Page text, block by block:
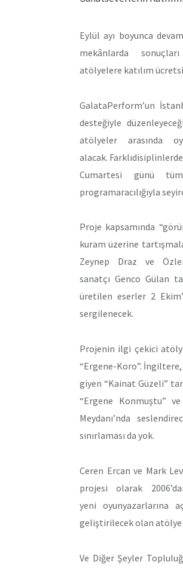
Eylül ayı boyunca
mekânlarda
atölyelere katılım
GalataPerform’un
desteğiyle
atölyeler arasında
alacak.
Cumartesi günü
programaracılığıyla
Proje kapsamında
kuram üzerine
Zeynep Draz ve
sanatçı Genco Gülan
üretilen eserler 2
sergilenecek.
Projenin ilgi çekici
“Ergene-Koro”. İngiltere,
giyen “Kainat Güzeli”
“Ergene Konmuştu”
Meydanı’nda
sınırlaması da yok.
Ceren Ercan ve Mark
projesi olarak
yeni oyunyazarlarına
geliştirilecek olan atölye
Ve Diğer Şeyler